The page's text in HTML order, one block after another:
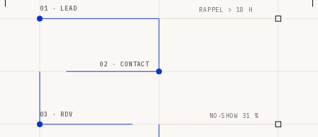
01 · LEAD
02 · CONTACT
03 · RDV
RAPPEL > 18 H
NO-SHOW 31 %